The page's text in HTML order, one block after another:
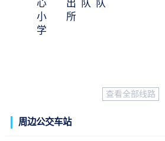
心
小
学
出
所
队
队
查看全部线路
周边公交车站